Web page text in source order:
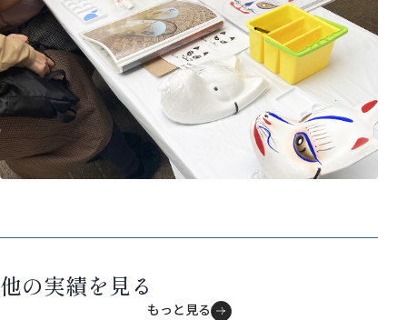
他の実績を見る
防災フェスタ
ー〜雪と花火と音楽と〜
もっと見る